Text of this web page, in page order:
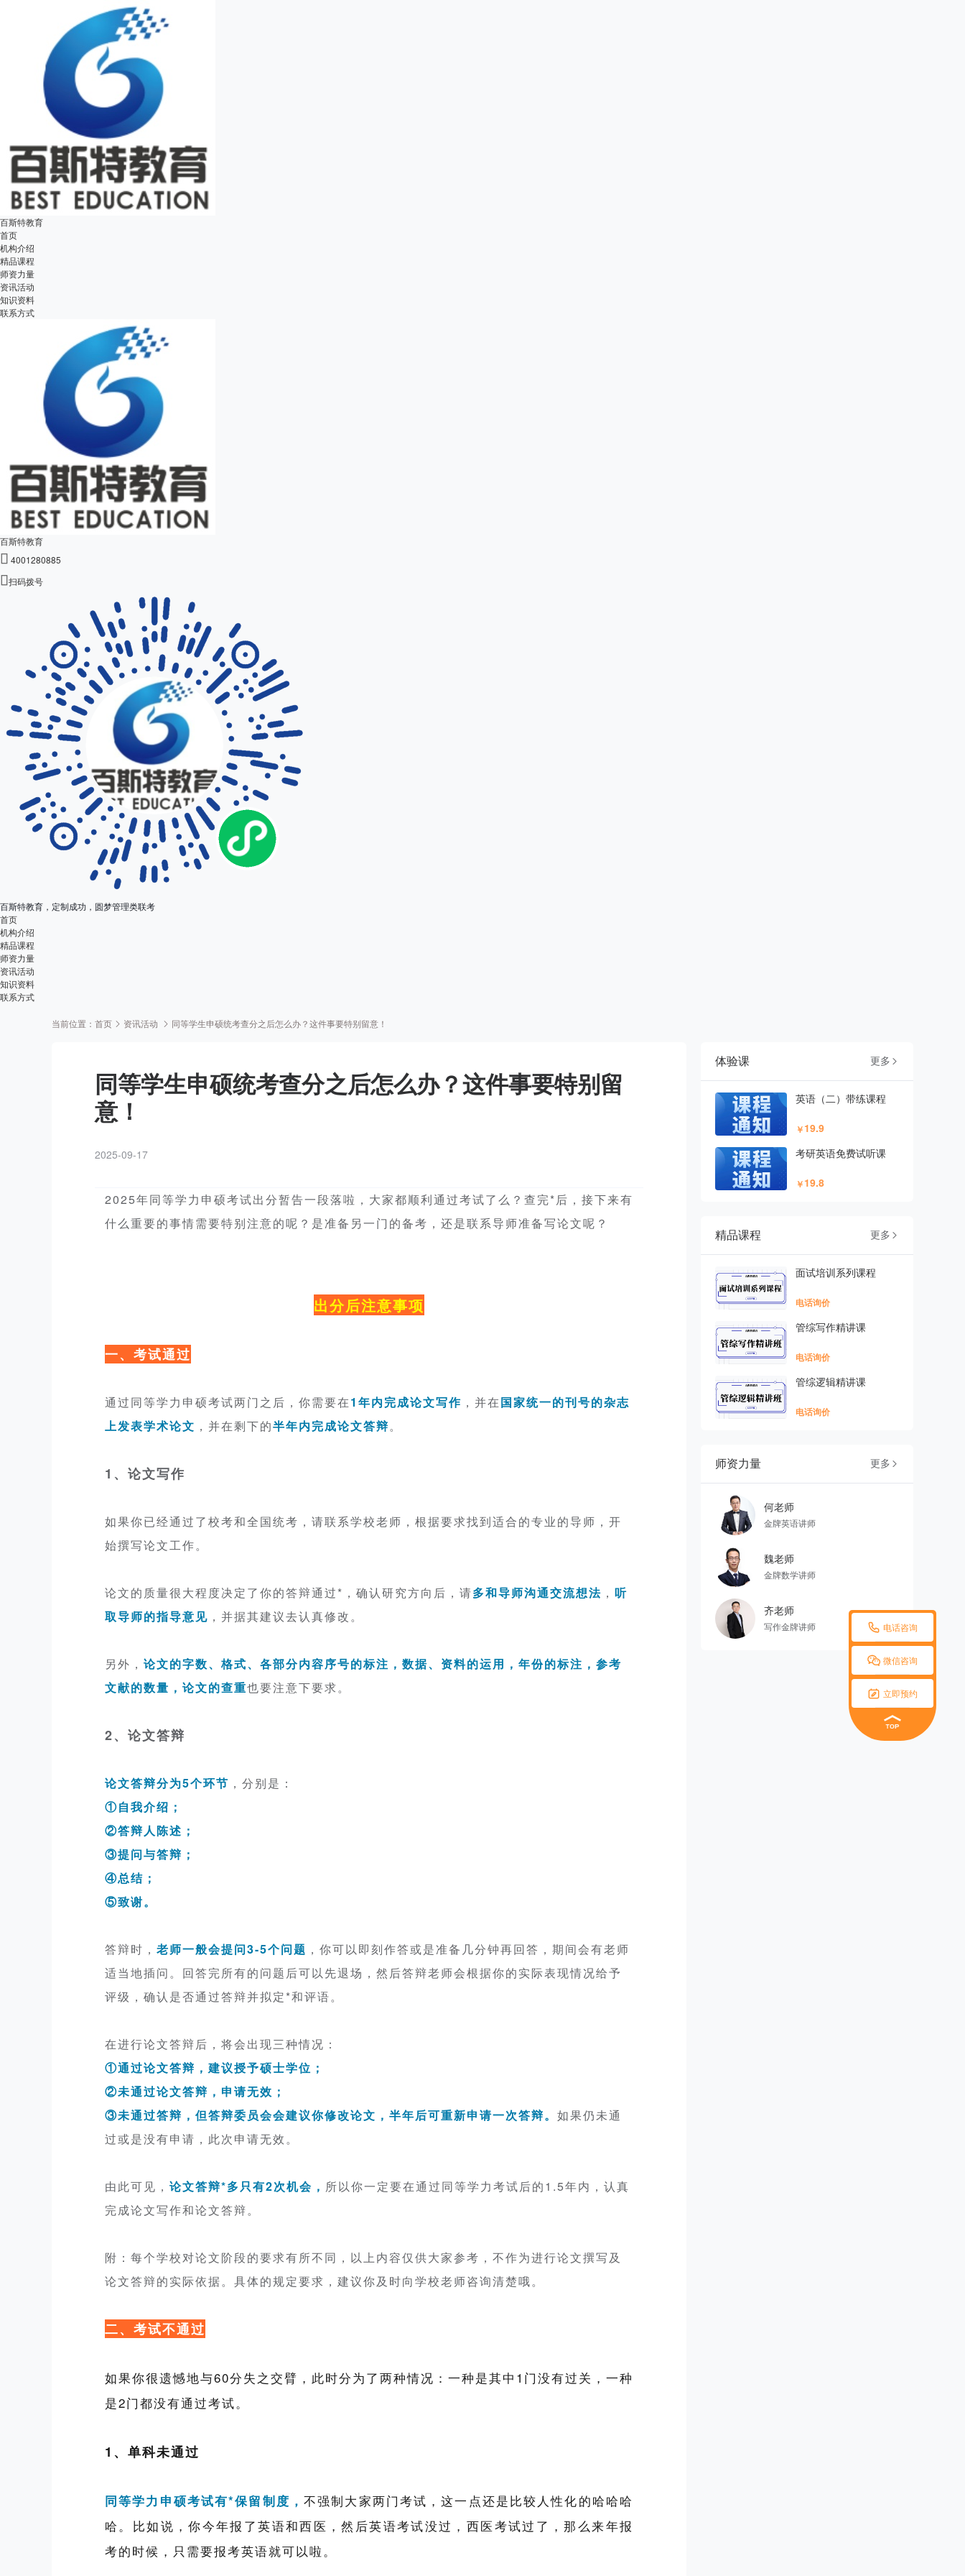
百斯特教育
首页
机构介绍
精品课程
师资力量
资讯活动
知识资料
联系方式
百斯特教育
 4001280885
扫码拨号
百斯特教育，定制成功，圆梦管理类联考
首页
机构介绍
精品课程
师资力量
资讯活动
知识资料
联系方式
 电话咨询
 微信咨询
 立即预约
当前位置： 首页 资讯活动 同等学生申硕统考查分之后怎么办？这件事要特别留意！
同等学生申硕统考查分之后怎么办？这件事要特别留
意！
2025-09-17
2025年同等学力申硕考试出分暂告一段落啦，大家都顺利通过考试了么？查完*后，接下来有
什么重要的事情需要特别注意的呢？是准备另一门的备考，还是联系导师准备写论文呢？
出分后注意事项
一、考试通过
通过同等学力申硕考试两门之后，你需要在1年内完成论文写作 ，并在国家统一的刊号的杂志
上发表学术论文 ，并在剩下的半年内完成论文答辩。
1、论文写作
如果你已经通过了校考和全国统考，请联系学校老师，根据要求找到适合的专业的导师，开
始撰写论文工作。
论文的质量很大程度决定了你的答辩通过*，确认研究方向后，请多和导师沟通交流想法 ， 听
取导师的指导意见 ，并据其建议去认真修改。
另外， 论文的字数、格式、各部分内容序号的标注，数据、资料的运用，年份的标注，参考
文献的数量，论文的查重也要注意下要求。
2、论文答辩
论文答辩分为5个环节 ，分别是：
①自我介绍；
②答辩人陈述；
③提问与答辩；
④总结；
⑤致谢。
答辩时， 老师一般会提问3-5个问题 ，你可以即刻作答或是准备几分钟再回答，期间会有老师
适当地插问。回答完所有的问题后可以先退场，然后答辩老师会根据你的实际表现情况给予
评级，确认是否通过答辩并拟定*和评语。
在进行论文答辩后，将会出现三种情况：
①通过论文答辩，建议授予硕士学位；
②未通过论文答辩，申请无效；
③未通过答辩，但答辩委员会会建议你修改论文，半年后可重新申请一次答辩。 如果仍未通
过或是没有申请，此次申请无效。
由此可见， 论文答辩*多只有2次机会， 所以你一定要在通过同等学力考试后的1.5年内，认真
完成论文写作和论文答辩。
附：每个学校对论文阶段的要求有所不同，以上内容仅供大家参考，不作为进行论文撰写及
论文答辩的实际依据。具体的规定要求，建议你及时向学校老师咨询清楚哦。
二、考试不通过
如果你很遗憾地与60分失之交臂，此时分为了两种情况：一种是其中1门没有过关，一种
是2门都没有通过考试。
1、单科未通过
同等学力申硕考试有*保留制度， 不强制大家两门考试，这一点还是比较人性化的哈哈哈
哈。比如说，你今年报了英语和西医，然后英语考试没过，西医考试过了，那么来年报
考的时候，只需要报考英语就可以啦。
体验课 更多 
英语（二）带练课程
￥19.9
考研英语免费试听课
￥19.8
精品课程 更多 
面试培训系列课程
电话询价
管综写作精讲课
电话询价
管综逻辑精讲课
电话询价
师资力量 更多 
何老师
金牌英语讲师
魏老师
金牌数学讲师
齐老师
写作金牌讲师